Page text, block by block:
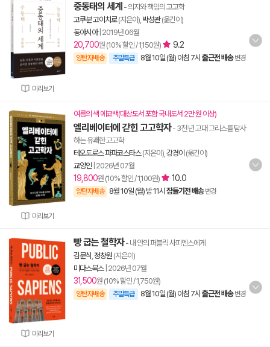
미리보기
중동태의 세계 - 의지와 책임의 고고학
고쿠분 고이치로(지은이), 박성관(옮긴이)
동아시아| 2019년 06월
20,700원 (10% 할인 / 1,150원) 9.2
양탄자배송 주말특급 8월 10일 (월) 아침 7시 출근전 배송 변경
미리보기
여름의 색 에코백(대상도서 포함 국내도서 2만 원 이상)
엘리베이터에 갇힌 고고학자- 3천 년 고대 그리스를 탐사
하는 유쾌한 고고학
테오도로스 파파코스타스(지은이), 강경이 (옮긴이)
교양인 2026년 07월
19,800원 (10% 할인 / 1,100원) 10.0
양탄자배송 8월 10일 (월) 밤 11시 잠들기전 배송 변경
미리보기
빵 굽는 철학자- 내 안의 퍼블릭 사피엔스에게
김문식 정창원 (지은이)
미다스북스| 2026년 07월
31,500원 (10% 할인 / 1,750원)
양탄자배송 주말특급 8월 10일 (월) 아침 7시 출근전 배송 변경